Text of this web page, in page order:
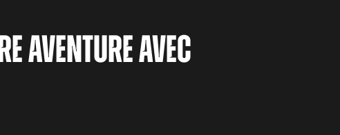
AVENTURE AVEC